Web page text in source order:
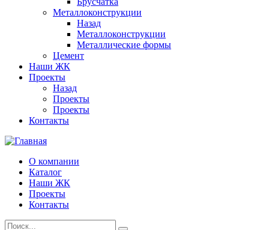
Металлоконструкции
Назад
Металлоконструкции
Металлические формы
Цемент
Наши ЖК
Проекты
Назад
Проекты
Проекты
Контакты
О компании
Каталог
Наши ЖК
Проекты
Контакты